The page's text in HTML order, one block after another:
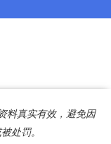
料真实有效，避免因
处罚。